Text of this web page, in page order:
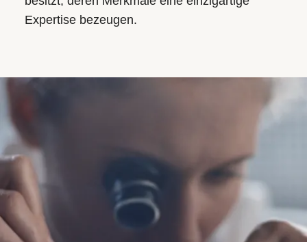
Expertise bezeugen.